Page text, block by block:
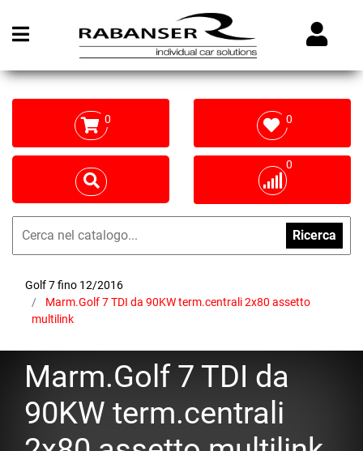
Open menu
0 0
0
Ricerca
Golf 7 fino 12/2016
Marm.Golf 7 TDI da 90KW term.centrali 2x80 assetto
multilink
Marm.Golf 7 TDI da
90KW term.centrali